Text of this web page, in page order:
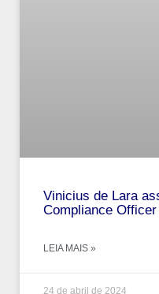
Vinicius de Lara
Compliance
LEIA MAIS »
24 de abril de 2024